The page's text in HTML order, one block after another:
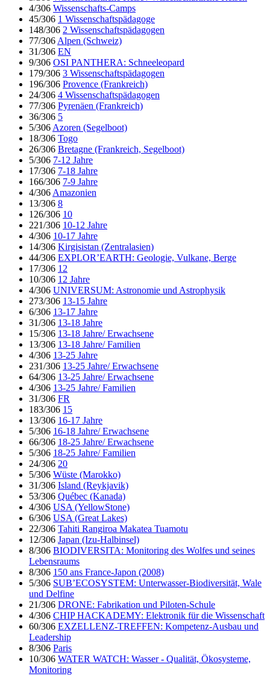
4/306 Wissenschafts-Camps
45/306 1 Wissenschaftspädagoge
148/306 2 Wissenschaftspädagogen
77/306 Alpen (Schweiz)
31/306 EN
9/306 OSI PANTHERA: Schneeleopard
179/306 3 Wissenschaftspädagogen
196/306 Provence (Frankreich)
24/306 4 Wissenschaftspädagogen
77/306 Pyrenäen (Frankreich)
36/306 5
5/306 Azoren (Segelboot)
18/306 Togo
26/306 Bretagne (Frankreich, Segelboot)
5/306 7-12 Jahre
17/306 7-18 Jahre
166/306 7-9 Jahre
4/306 Amazonien
13/306 8
126/306 10
221/306 10-12 Jahre
4/306 10-17 Jahre
14/306 Kirgisistan (Zentralasien)
44/306 EXPLOR’EARTH: Geologie, Vulkane, Berge
17/306 12
10/306 12 Jahre
4/306 UNIVERSUM: Astronomie und Astrophysik
273/306 13-15 Jahre
6/306 13-17 Jahre
31/306 13-18 Jahre
15/306 13-18 Jahre/ Erwachsene
13/306 13-18 Jahre/ Familien
4/306 13-25 Jahre
231/306 13-25 Jahre/ Erwachsene
64/306 13-25 Jahre/ Erwachsene
4/306 13-25 Jahre/ Familien
31/306 FR
183/306 15
13/306 16-17 Jahre
5/306 16-18 Jahre/ Erwachsene
66/306 18-25 Jahre/ Erwachsene
5/306 18-25 Jahre/ Familien
24/306 20
5/306 Wüste (Marokko)
31/306 Island (Reykjavik)
53/306 Québec (Kanada)
4/306 USA (YellowStone)
6/306 USA (Great Lakes)
22/306 Tahiti Rangiroa Makatea Tuamotu
12/306 Japan (Izu-Halbinsel)
8/306 BIODIVERSITA: Monitoring des Wolfes und seines
Lebensraums
8/306 150 ans France-Japon (2008)
5/306 SUB’ECOSYSTEM: Unterwasser-Biodiversität, Wale
und Delfine
21/306 DRONE: Fabrikation und Piloten-Schule
4/306 CHIP HACKADEMY: Elektronik für die Wissenschaft
60/306 EXZELLENZ-TREFFEN: Kompetenz-Ausbau und
Leadership
8/306 Paris
10/306 WATER WATCH: Wasser - Qualität, Ökosysteme,
Monitoring